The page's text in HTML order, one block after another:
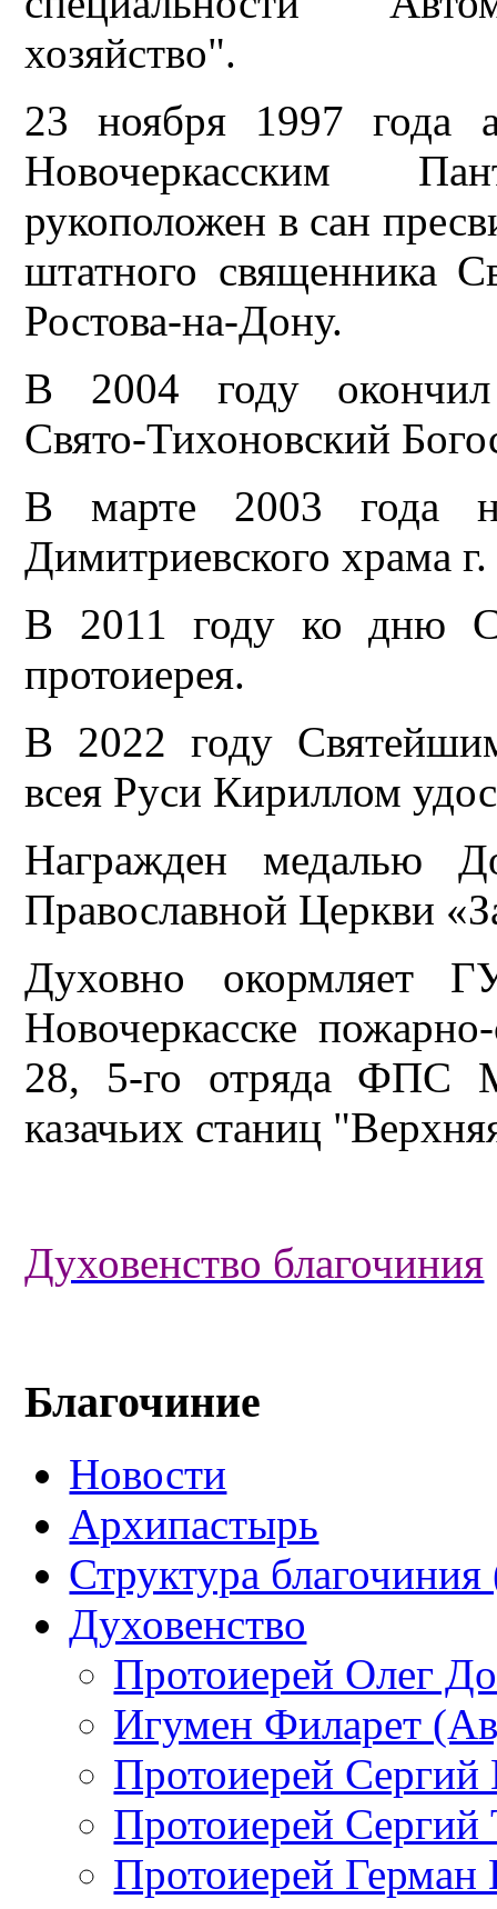
хозяйство".
23 ноября 1997 года
Новочеркасским
рукоположен в сан
штатного священника
Ростова-на-Дону.
В 2004 году окончил
Свято-Тихоновский
В марте 2003 года
Димитриевского храма
В 2011 году ко дню
протоиерея.
В 2022 году
всея Руси Кириллом
Награжден медалью
Православной Церкви
Духовно
Новочеркасске
28, 5-го отряда ФПС
казачьих станиц
Духовенство благочиния
Благочиние
Новости
Архипастырь
Структура
Духовенство
Протоиерей Олег
Игумен Филарет
Протоиерей
Протоиерей Сергий
Протоиерей Герман